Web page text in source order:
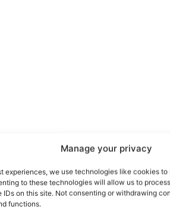
Manage your privacy
experiences, we use technologies like cookies
to these technologies will allow us to
IDs on this site. Not consenting or withdrawing
functions.
Geopolitica